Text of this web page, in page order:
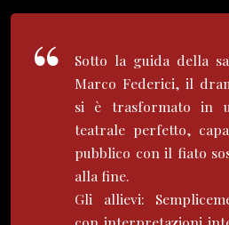
Sotto la guida della
Marco Federici, il
si è trasformato in
teatrale perfetto,
pubblico con il fiato
alla fine.
Gli allievi: